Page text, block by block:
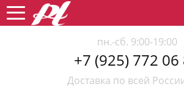
пн.-сб. 9:00-19:00
+7 (925) 772 06
Доставка по всей
Женский
парфюм
Мужской